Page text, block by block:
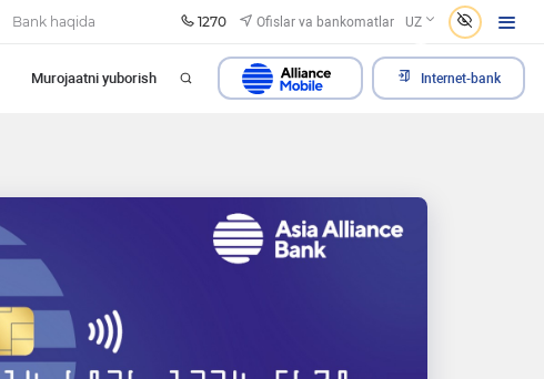
Bank haqida 1270 Ofislar va bankomatlar UZ
Murojaatni yuborish Internet-bank